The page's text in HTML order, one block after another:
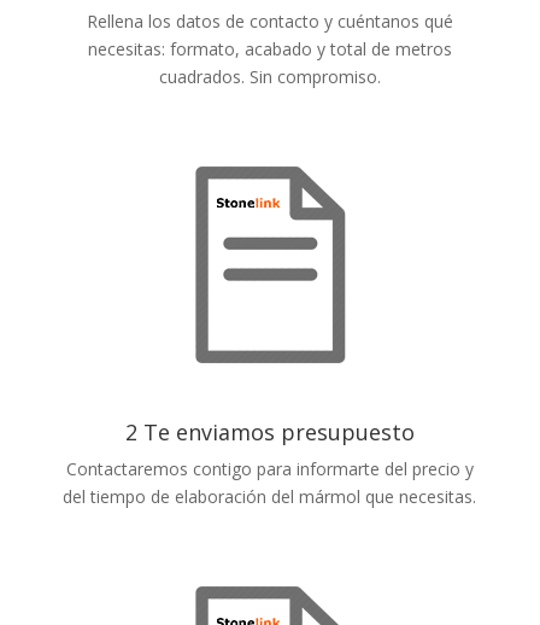
Rellena los datos de contacto y cuéntanos qué
necesitas: formato, acabado y total de metros
cuadrados. Sin compromiso.
2 Te enviamos presupuesto
Contactaremos contigo para informarte del precio y
del tiempo de elaboración del mármol que necesitas.